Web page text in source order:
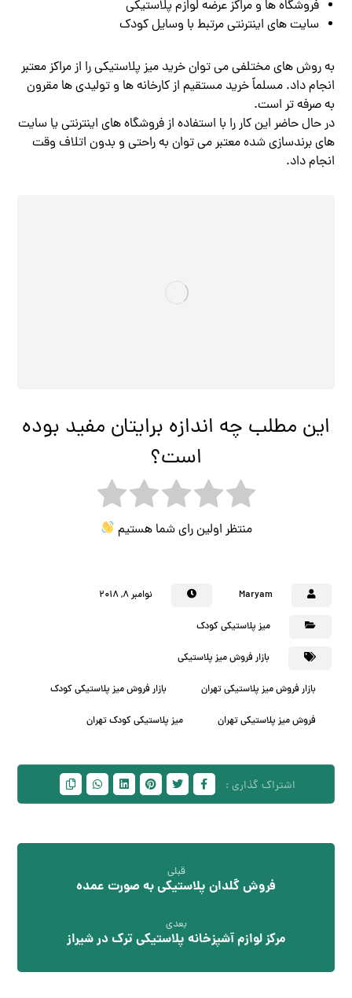
فروشگاه ها و مراکز عرضه لوازم پلاستیکی
سایت های اینترنتی مرتبط با وسایل کودک
به روش های مختلفی می توان خرید میز پلاستیکی را از مراکز معتبر
انجام داد. مسلماً خرید مستقیم از کارخانه ها و تولیدی ها مقرون
به صرفه تر است.
در حال حاضر این کار را با استفاده از فروشگاه های اینترنتی یا سایت
های برندسازی شده معتبر می توان به راحتی و بدون اتلاف وقت
انجام داد.
این مطلب چه اندازه برایتان مفید بوده
است؟
منتظر اولین رای شما هستیم
Maryam نوامبر ۸, ۲۰۱۸
میز پلاستیکی کودک
بازار فروش میز پلاستیکی
بازار فروش میز پلاستیکی تهران بازار فروش میز پلاستیکی کودک
فروش میز پلاستیکی تهران میز پلاستیکی کودک تهران
قبلی
فروش گلدان پلاستیکی به صورت عمده
بعدی
مرکز لوازم آشپزخانه پلاستیکی ترک در شیراز